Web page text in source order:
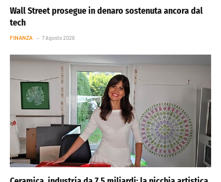
Wall Street prosegue in denaro sostenuta ancora dal
tech
FINANZA 7 Agosto 2026